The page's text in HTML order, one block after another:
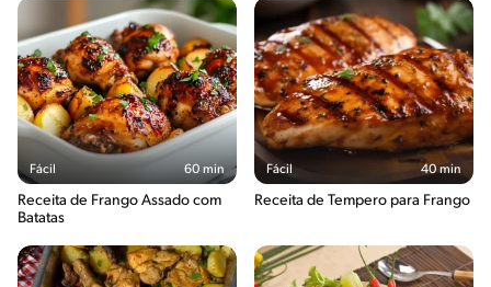
Fácil 60 min
Receita de Frango Assado com
Batatas
Fácil 40 min
Receita de Tempero para Frango